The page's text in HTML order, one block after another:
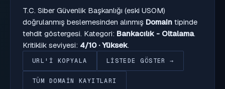
T.C. Siber Güvenlik Başkanlığı (eski USOM)
doğrulanmış beslemesinden alınmış Domain tipinde
tehdit göstergesi. Kategori: Bankacılık - Oltalama.
Kritiklik seviyesi: 4/10 · Yüksek.
URL'I KOPYALA LISTEDE GÖSTER →
TÜM DOMAIN KAYITLARI